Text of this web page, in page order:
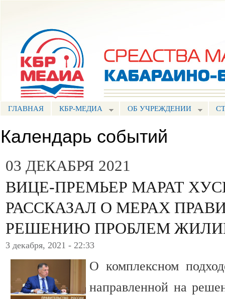
ГЛАВНАЯ КБР-МЕДИА ОБ УЧРЕЖДЕНИИ
Календарь событий
03 ДЕКАБРЯ 2021
ВИЦЕ-ПРЕМЬЕР МАРАТ
РАССКАЗАЛ О МЕРАХ
РЕШЕНИЮ ПРОБЛЕМ
3 декабря, 2021 - 22:33
О комплексном
направленной на